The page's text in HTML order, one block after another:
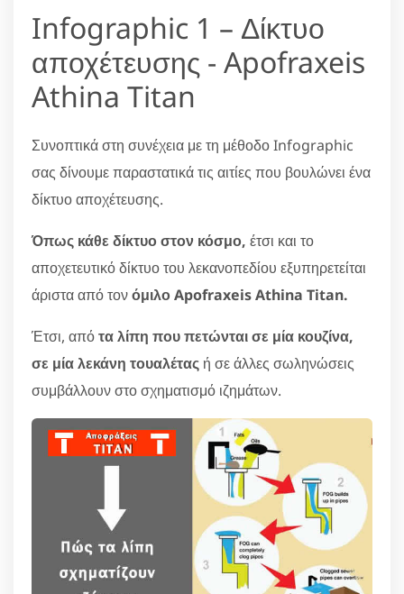
Infographic 1 – Δίκτυο
αποχέτευσης - Apofraxeis
Athina Titan
Συνοπτικά στη συνέχεια με τη μέθοδο Infographic
σας δίνουμε παραστατικά τις αιτίες που βουλώνει ένα
δίκτυο αποχέτευσης.
Όπως κάθε δίκτυο στον κόσμο, έτσι και το
αποχετευτικό δίκτυο του λεκανοπεδίου εξυπηρετείται
άριστα από τονόμιλο Apofraxeis Athina Titan.
Έτσι, απότα λίπη που πετώνται σε μία κουζίνα,
σε μία λεκάνη τουαλέτας ή σε άλλες σωληνώσεις
συμβάλλουν στο σχηματισμό ιζημάτων.